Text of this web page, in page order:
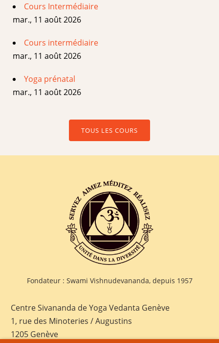
Cours Intermédiaire
mar., 11 août 2026
Cours intermédiaire
mar., 11 août 2026
Yoga prénatal
mar., 11 août 2026
TOUS LES COURS
Fondateur : Swami Vishnudevananda, depuis 1957
Centre Sivananda de Yoga Vedanta Genève
1, rue des Minoteries / Augustins
1205 Genève